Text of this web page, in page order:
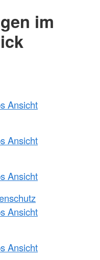
im
Ansicht
Ansicht
Ansicht
Ansicht
Ansicht